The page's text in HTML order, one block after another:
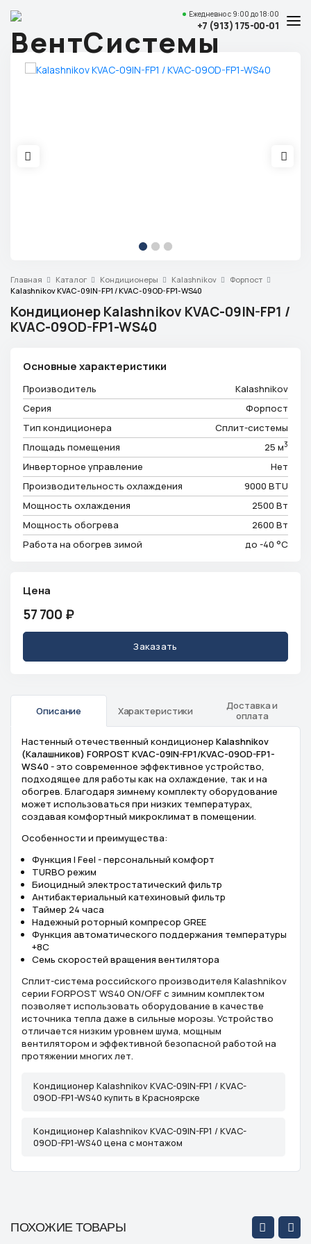
Ежедневнос 9:00 до 18:00
+7 (913) 175-00-01
Услуги и цены
Красноярск,
Телефон
+7 (913) 175-00-01
ежедневно с 9:00 до 18:00
Эл. почта
info@ventsystem24.ru
Бесплатная консультация
Главная Каталог Кондиционеры Kalashnikov
Форпост
Kalashnikov KVAC-09IN-FP1 / KVAC-09OD-FP1-WS40
Кондиционер Kalashnikov KVAC-09IN-FP1 /
KVAC-09OD-FP1-WS40
Основные характеристики
Производитель
Kalashnikov
Серия
Форпост
Тип кондиционера
Сплит-системы
Площадь помещения
25 м3
Инверторное управление
Нет
Производительность охлаждения
9000 BTU
Мощность охлаждения
2500 Вт
Мощность обогрева
2600 Вт
Работа на обогрев зимой
до -40 °C
Цена
57 700 ₽
Заказать
Описание Характеристики
Доставка и
оплата
Настенный отечественный кондиционер Kalashnikov
(Калашников) FORPOST KVAC-09IN-FP1/KVAC-09OD-FP1-
WS40- это современное эффективное устройство,
подходящее для работы как на охлаждение, так и на
обогрев. Благодаря зимнему комплекту оборудование
может использоваться при низких температурах,
создавая комфортный микроклимат в помещении.
Особенности и преимущества:
Функция I Feel - персональный комфорт
TURBO режим
Биоцидный электростатический фильтр
Антибактериальный катехиновый фильтр
Таймер 24 часа
Надежный роторный компресор GREE
Функция автоматического поддержания температуры
+8С
Семь скоростей вращения вентилятора
Сплит-система российского производителя Kalashnikov
серии FORPOST WS40 ON/OFF с зимним комплектом
позволяет использовать оборудование в качестве
источника тепла даже в сильные морозы. Устройство
отличается низким уровнем шума, мощным
вентилятором и эффективной безопасной работой на
протяжении многих лет.
Кондиционер Kalashnikov KVAC-09IN-FP1 / KVAC-
09OD-FP1-WS40 купить в Красноярске
Кондиционер Kalashnikov KVAC-09IN-FP1 / KVAC-
09OD-FP1-WS40 цена с монтажом
ПОХОЖИЕ ТОВАРЫ